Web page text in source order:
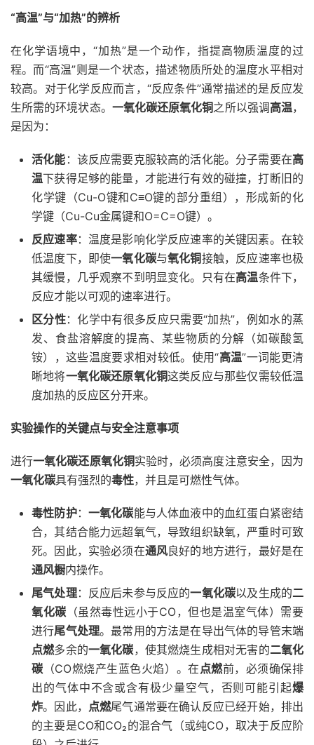
“高温”与“加热”的辨析
在化学语境中，“加热”是一个动作，指提高物质温度的过
程。而“高温”则是一个状态，描述物质所处的温度水平相对
较高。对于化学反应而言，“反应条件”通常描述的是反应发
生所需的环境状态。 一氧化碳还原氧化铜之所以强调高温，
是因为：
活化能 ：该反应需要克服较高的活化能。分子需要在高
温下获得足够的能量，才能进行有效的碰撞，打断旧的
化学键（Cu-O键和C≡O键的部分重组），形成新的化
学键（Cu-Cu金属键和O=C=O键）。
反应速率：温度是影响化学反应速率的关键因素。在较
低温度下，即使一氧化碳与氧化铜接触，反应速率也极
其缓慢，几乎观察不到明显变化。只有在高温条件下，
反应才能以可观的速率进行。
区分性：化学中有很多反应只需要“加热”，例如水的蒸
发、食盐溶解度的提高、某些物质的分解（如碳酸氢
铵），这些温度要求相对较低。使用“高温”一词能更清
晰地将一氧化碳还原氧化铜这类反应与那些仅需较低温
度加热的反应区分开来。
实验操作的关键点与安全注意事项
进行一氧化碳还原氧化铜实验时，必须高度注意安全，因为
一氧化碳具有强烈的毒性，并且是可燃性气体。
毒性防护： 一氧化碳能与人体血液中的血红蛋白紧密结
合，其结合能力远超氧气，导致组织缺氧，严重时可致
死。因此，实验必须在通风良好的地方进行，最好是在
通风橱内操作。
尾气处理：反应后未参与反应的一氧化碳以及生成的二
氧化碳 （虽然毒性远小于CO，但也是温室气体）需要
进行尾气处理。最常用的方法是在导出气体的导管末端
点燃多余的一氧化碳，使其燃烧生成相对无害的二氧化
碳 （CO燃烧产生蓝色火焰）。在点燃前，必须确保排
出的气体中不含或含有极少量空气，否则可能引起爆
炸。因此， 点燃尾气通常要在确认反应已经开始，排出
的主要是CO和CO₂的混合气（或纯CO，取决于反应阶